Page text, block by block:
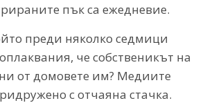
пък са ежедневие.
преди няколко седмици
че собственикът на
от домовете им? Медиите
с отчаяна стачка.